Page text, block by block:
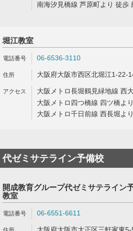
南海汐見橋線 芦原町より 徒歩
堀江教室
06-6536-3110
大阪府大阪市西区北堀江1-22-
大阪メトロ長堀鶴見緑地線 西
大阪メトロ四つ橋線 四ツ橋よ
大阪メトロ千日前線 西長堀よ
代ゼミサテライン予備校
開成教育グループ代ゼミサテライン
教室
06-6551-6611